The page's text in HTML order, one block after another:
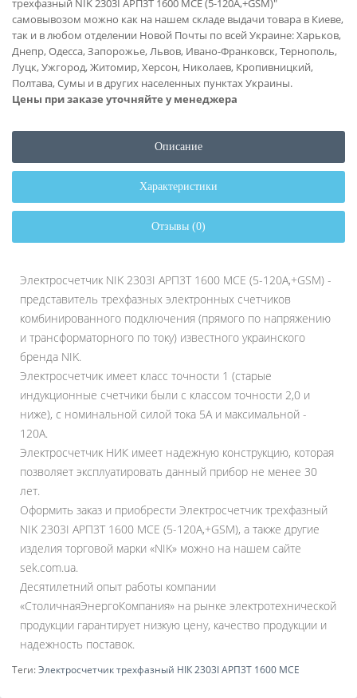
трехфазный NIK 2303I АРП3Т 1600 MCE (5-120A,+GSM)"
самовывозом можно как на нашем складе выдачи товара в Киеве,
так и в любом отделении Новой Почты по всей Украине: Харьков,
Днепр, Одесса, Запорожье, Львов, Ивано-Франковск, Тернополь,
Луцк, Ужгород, Житомир, Херсон, Николаев, Кропивницкий,
Полтава, Сумы и в других населенных пунктах Украины.
Цены при заказе уточняйте у менеджера
Описание
Характеристики
Отзывы (0)
Электросчетчик NIK 2303I АРП3Т 1600 MCE (5-120A,+GSM) -
представитель трехфазных электронных счетчиков
комбинированного подключения (прямого по напряжению
и трансформаторного по току) известного украинского
бренда NIK.
Электросчетчик имеет класс точности 1 (старые
индукционные счетчики были с классом точности 2,0 и
ниже), с номинальной силой тока 5А и максимальной -
120A.
Электросчетчик НИК имеет надежную конструкцию, которая
позволяет эксплуатировать данный прибор не менее 30
лет.
Оформить заказ и приобрести Электросчетчик трехфазный
NIK 2303I АРП3Т 1600 MCE (5-120A,+GSM), а также другие
изделия торговой марки «NIK» можно на нашем сайте
sek.com.ua.
Десятилетний опыт работы компании
«СтоличнаяЭнергоКомпания» на рынке электротехнической
продукции гарантирует низкую цену, качество продукции и
надежность поставок.
Теги:Электросчетчик трехфазный НІК 2303I АРП3Т 1600 MCE